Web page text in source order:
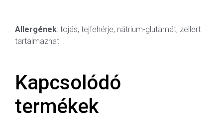
Allergének: tojás, tejfehérje, nátrium-glutamát, zellert
tartalmazhat
Kapcsolódó
termékek